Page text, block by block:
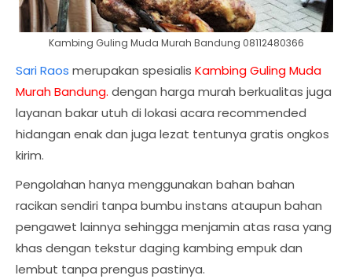
Kambing Guling Muda Murah Bandung 08112480366
Sari Raos merupakan spesialis Kambing Guling Muda
Murah Bandung. dengan harga murah berkualitas juga
layanan bakar utuh di lokasi acara recommended
hidangan enak dan juga lezat tentunya gratis ongkos
kirim.
Pengolahan hanya menggunakan bahan bahan
racikan sendiri tanpa bumbu instans ataupun bahan
pengawet lainnya sehingga menjamin atas rasa yang
khas dengan tekstur daging kambing empuk dan
lembut tanpa prengus pastinya.